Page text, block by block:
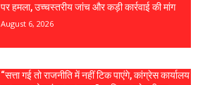
पर हमला, उच्चस्तरीय जांच और कड़ी कार्रवाई की मांग
August 6, 2026
“सत्ता गई तो राजनीति में नहीं टिक पाएंगे, कांग्रेस कार्यालय